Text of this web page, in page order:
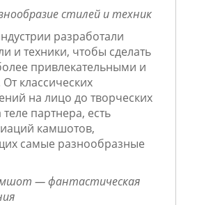
стилей и техник
разработали
и техники, чтобы сделать
привлекательными и
классических
на лицо до творческих
партнера, есть
камшотов,
самые разнообразные
— фантастическая